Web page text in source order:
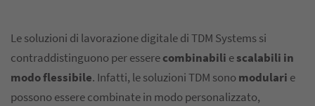
Le soluzioni di lavorazione digitale di TDM Systems si
contraddistinguono per esserecombinabili escalabili in
modo flessibile. Infatti, le soluzioni TDM sonomodulari e
possono essere combinate in modo personalizzato,